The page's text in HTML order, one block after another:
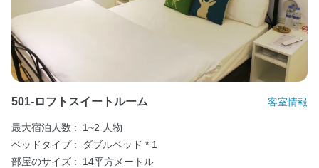
501-ロフトスイートルーム 客室情報
最大宿泊人数 :
1~2 人物
ベッドタイプ :
ダブルベッド * 1
部屋のサイズ :
14平方メートル